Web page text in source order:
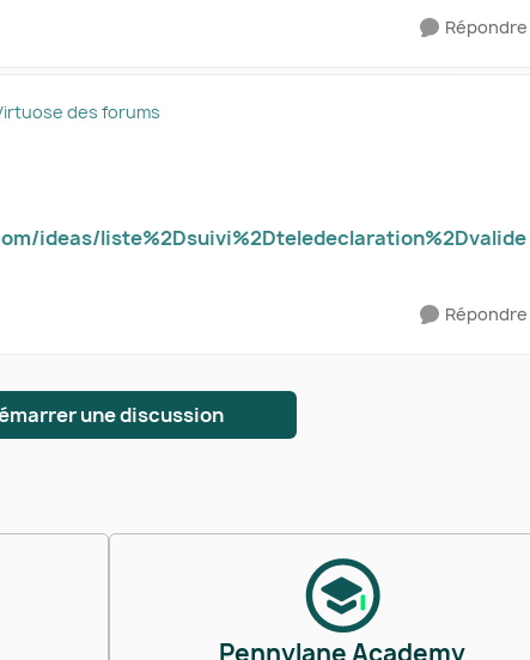
Répondre
des forums
ideas/liste%2Dsuivi%2Dteledeclaration%2Dvalide
Répondre
une discussion
Pennylane Academy